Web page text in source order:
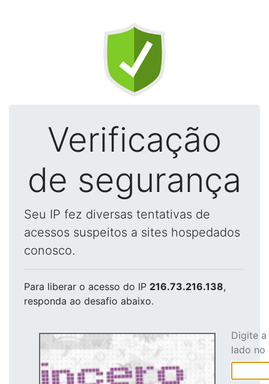
Verificação
de segurança
Seu IP fez diversas tentativas de
acessos suspeitos a sites hospedados
conosco.
Para liberar o acesso do IP 216.73.216.138,
responda ao desafio abaixo.
Digite
lado no